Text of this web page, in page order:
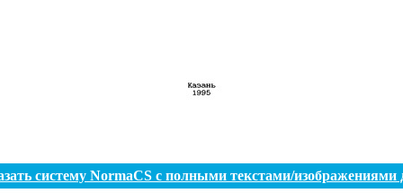
систему NormaCS с полными текстами/изображениями